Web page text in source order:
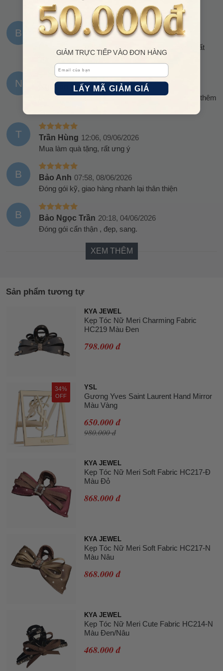
B Bích Hà 10:17, 14/06/2026
Đã mua hàng ở đây nhiều lần, khá yên tâm về chất
lượng
N Nguyễn Gia Hân 10:20, 13/06/2026
Đã mua 1 chiếc, nhận thấy hàng đẹp, chuẩn mua thêm
T Trần Hùng 12:06, 09/06/2026
Mua làm quà tặng, rất ưng ý
B Bảo Anh 07:58, 08/06/2026
Đóng gói kỹ, giao hàng nhanh lại thân thiện
B Bảo Ngọc Trần 20:18, 04/06/2026
Đóng gói cẩn thận , đẹp, sang.
XEM THÊM
Sản phẩm tương tự
KYA JEWEL
Kẹp Tóc Nữ Meri Charming Fabric
HC219 Màu Đen
798.000 đ
34%
OFF
YSL
Gương Yves Saint Laurent Hand Mirror
Màu Vàng
650.000 đ
980.000 đ
KYA JEWEL
Kẹp Tóc Nữ Meri Soft Fabric HC217-Đ
Màu Đỏ
868.000 đ
KYA JEWEL
Kẹp Tóc Nữ Meri Soft Fabric HC217-N
Màu Nâu
868.000 đ
KYA JEWEL
Kẹp Tóc Nữ Meri Cute Fabric HC214-N
Màu Đen/Nâu
468.000 đ
GIẢM TRỰC TIẾP VÀO ĐƠN HÀNG
Email
LẤY MÃ GIẢM GIÁ